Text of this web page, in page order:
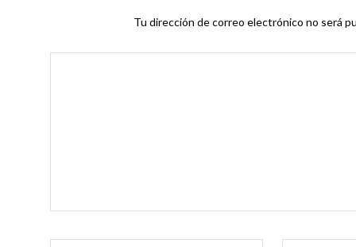
Tu dirección de correo electrónico no será